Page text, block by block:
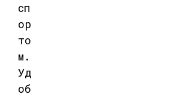
сп
ор
то
м.
Уд
об